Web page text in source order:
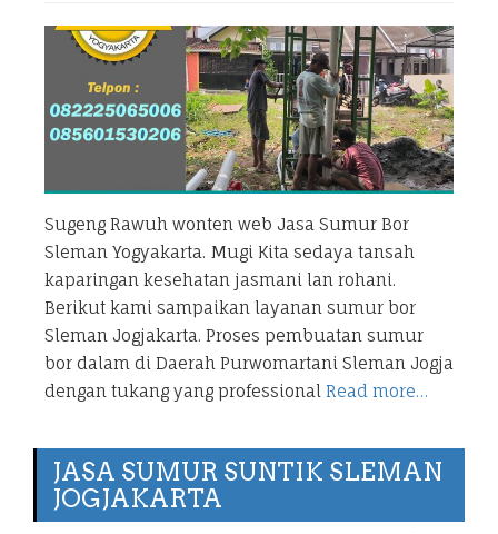
Sugeng Rawuh wonten web Jasa Sumur Bor
Sleman Yogyakarta. Mugi Kita sedaya tansah
kaparingan kesehatan jasmani lan rohani.
Berikut kami sampaikan layanan sumur bor
Sleman Jogjakarta. Proses pembuatan sumur
bor dalam di Daerah Purwomartani Sleman Jogja
dengan tukang yang professional Read more…
JASA SUMUR SUNTIK SLEMAN
JOGJAKARTA